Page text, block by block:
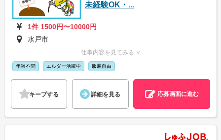
未経験OK・...
1件 1500円〜10000円
水戸市
仕事内容を見てみる ∨
年齢不問 エルダー活躍中 服装自由
キープする 詳細を見る 応募画面に進む